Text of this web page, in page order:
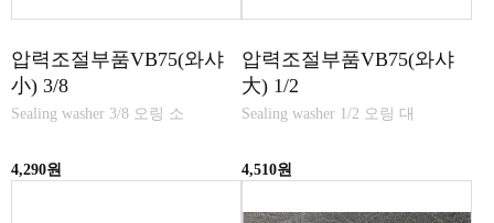
압력조절부품VB75(와샤
小) 3/8
Sealing washer 3/8 오링 소
4,290원
압력조절부품VB75(와샤
大) 1/2
Sealing washer 1/2 오링 대
4,510원